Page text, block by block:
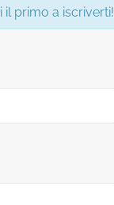
il primo a iscriverti!